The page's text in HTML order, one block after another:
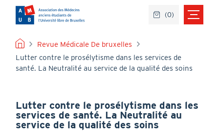
contenu
principal
FIL
D'ARIANE
Revue Médicale De bruxelles
Lutter contre le prosélytisme dans les services de
santé. La Neutralité au service de la qualité des soins
Lutter contre le prosélytisme dans les
services de santé. La Neutralité au
service de la qualité des soins
(0)